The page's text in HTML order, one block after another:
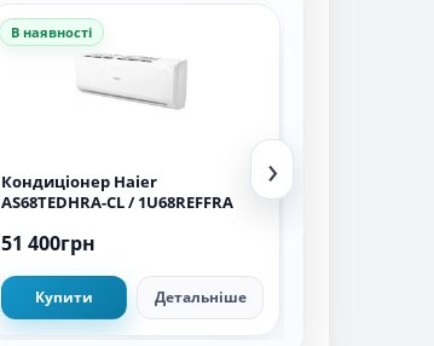
В наявності
Кондиціонер Haier
AS68TEDHRA-CL / 1U68REFFRA
51 400грн
Купити Детальніше
›